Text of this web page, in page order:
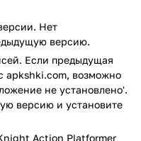
игрока, так что он
и продолжить
Action Platformer
без дополнительных
Apkshki.com
Нет
версию.
Если предыдущая
apkshki.com, возможно
не установлено'.
версию и установите
Action Platformer